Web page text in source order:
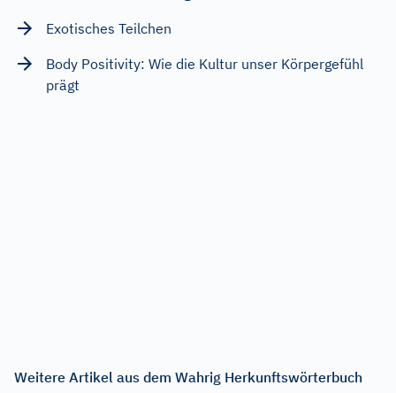
Exotisches Teilchen
Body Positivity: Wie die Kultur unser Körpergefühl
prägt
Weitere Artikel aus dem Wahrig Herkunftswörterbuch